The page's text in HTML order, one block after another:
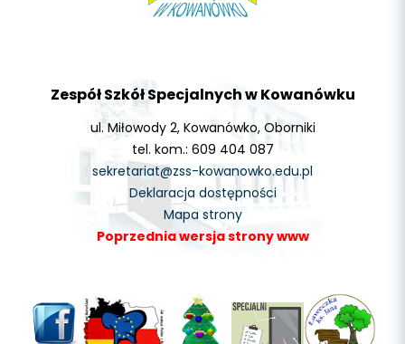
Zespół Szkół Specjalnych w Kowanówku
ul. Miłowody 2, Kowanówko, Oborniki
tel. kom.: 609 404 087
sekretariat@zss-kowanowko.edu.pl
Deklaracja dostępności
Mapa strony
Poprzednia wersja strony www